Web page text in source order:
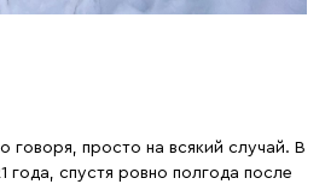
говоря, просто на всякий случай. В
года, спустя ровно полгода после